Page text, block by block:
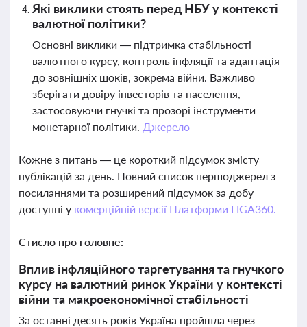
Які виклики стоять перед НБУ у контексті
валютної політики?
Основні виклики — підтримка стабільності
валютного курсу, контроль інфляції та адаптація
до зовнішніх шоків, зокрема війни. Важливо
зберігати довіру інвесторів та населення,
застосовуючи гнучкі та прозорі інструменти
монетарної політики. Джерело
Кожне з питань — це короткий підсумок змісту
публікацій за день. Повний список першоджерел з
посиланнями та розширений підсумок за добу
доступні у комерційній версії Платформи LIGA360.
Стисло про головне:
Вплив інфляційного таргетування та гнучкого
курсу на валютний ринок України у контексті
війни та макроекономічної стабільності
За останні десять років Україна пройшла через